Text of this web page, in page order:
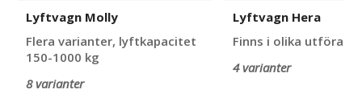
Lyftvagn Molly
Flera varianter, lyftkapacitet
150-1000 kg
8 varianter
Lyftvagn Hera
Finns i olika
4 varianter